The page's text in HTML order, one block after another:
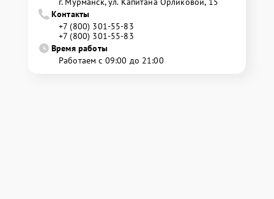
Контакты
+7 (800) 301-55-83
+7 (800) 301-55-83
Время работы
Работаем с 09:00 до 21:00